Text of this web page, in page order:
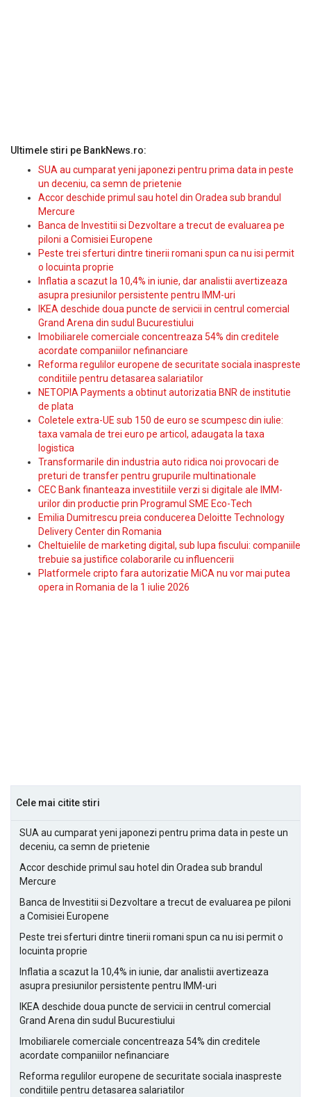
Ultimele stiri pe BankNews.ro:
SUA au cumparat yeni japonezi pentru prima data in peste
un deceniu, ca semn de prietenie
Accor deschide primul sau hotel din Oradea sub brandul
Mercure
Banca de Investitii si Dezvoltare a trecut de evaluarea pe
piloni a Comisiei Europene
Peste trei sferturi dintre tinerii romani spun ca nu isi permit
o locuinta proprie
Inflatia a scazut la 10,4% in iunie, dar analistii avertizeaza
asupra presiunilor persistente pentru IMM-uri
IKEA deschide doua puncte de servicii in centrul comercial
Grand Arena din sudul Bucurestiului
Imobiliarele comerciale concentreaza 54% din creditele
acordate companiilor nefinanciare
Reforma regulilor europene de securitate sociala inaspreste
conditiile pentru detasarea salariatilor
NETOPIA Payments a obtinut autorizatia BNR de institutie
de plata
Coletele extra-UE sub 150 de euro se scumpesc din iulie:
taxa vamala de trei euro pe articol, adaugata la taxa
logistica
Transformarile din industria auto ridica noi provocari de
preturi de transfer pentru grupurile multinationale
CEC Bank finanteaza investitiile verzi si digitale ale IMM-
urilor din productie prin Programul SME Eco-Tech
Emilia Dumitrescu preia conducerea Deloitte Technology
Delivery Center din Romania
Cheltuielile de marketing digital, sub lupa fiscului: companiile
trebuie sa justifice colaborarile cu influencerii
Platformele cripto fara autorizatie MiCA nu vor mai putea
opera in Romania de la 1 iulie 2026
Cele mai citite stiri
SUA au cumparat yeni japonezi pentru prima data in peste un
deceniu, ca semn de prietenie
Accor deschide primul sau hotel din Oradea sub brandul
Mercure
Banca de Investitii si Dezvoltare a trecut de evaluarea pe piloni
a Comisiei Europene
Peste trei sferturi dintre tinerii romani spun ca nu isi permit o
locuinta proprie
Inflatia a scazut la 10,4% in iunie, dar analistii avertizeaza
asupra presiunilor persistente pentru IMM-uri
IKEA deschide doua puncte de servicii in centrul comercial
Grand Arena din sudul Bucurestiului
Imobiliarele comerciale concentreaza 54% din creditele
acordate companiilor nefinanciare
Reforma regulilor europene de securitate sociala inaspreste
conditiile pentru detasarea salariatilor